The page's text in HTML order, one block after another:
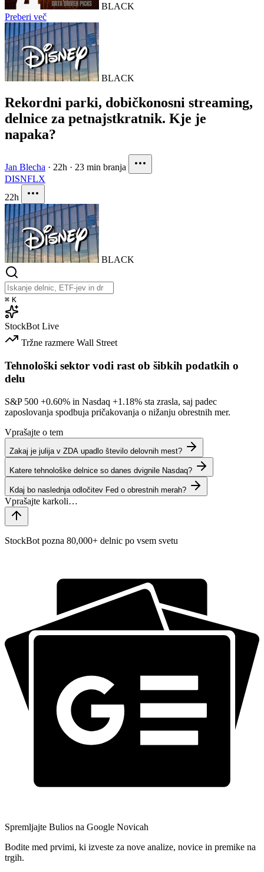
BLACK
Preberi več
BLACK
Rekordni parki, dobičkonosni streaming,
delnice za petnajstkratnik. Kje je
napaka?
Jan Blecha · 22h · 23 min branja
DISNFLX
22h
BLACK
⌘ K
StockBot Live
Tržne razmere Wall Street
Tehnološki sektor vodi rast ob šibkih podatkih o
delu
S&P 500 +0.60% in Nasdaq +1.18% sta zrasla, saj padec
zaposlovanja spodbuja pričakovanja o nižanju obrestnih mer.
Vprašajte o tem
Zakaj je julija v ZDA upadlo število delovnih mest?
Katere tehnološke delnice so danes dvignile Nasdaq?
Kdaj bo naslednja odločitev Fed o obrestnih merah?
StockBot pozna 80,000+ delnic po vsem svetu
Spremljajte Bulios na Google Novicah
Bodite med prvimi, ki izveste za nove analize, novice in premike na
trgih.